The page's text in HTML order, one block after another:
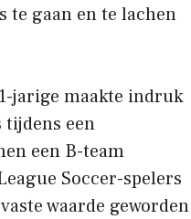
te gaan en te lachen
jarige maakte indruk
tijdens een
een B-team
Soccer-spelers
waarde geworden